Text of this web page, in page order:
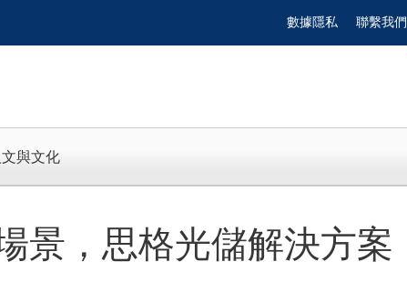
數據隱私 聯繫我們
與文化
景，思格光儲解決方案